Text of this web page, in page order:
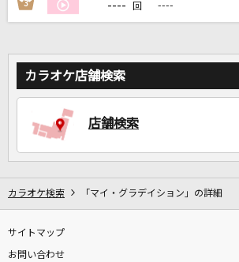
カラオケをもっと楽しもう！
3 ---- 回 ----
カラオケ店舗検索
店舗検索
カラオケ検索 「マイ・グラデイション」の詳細
サイトマップ
お問い合わせ